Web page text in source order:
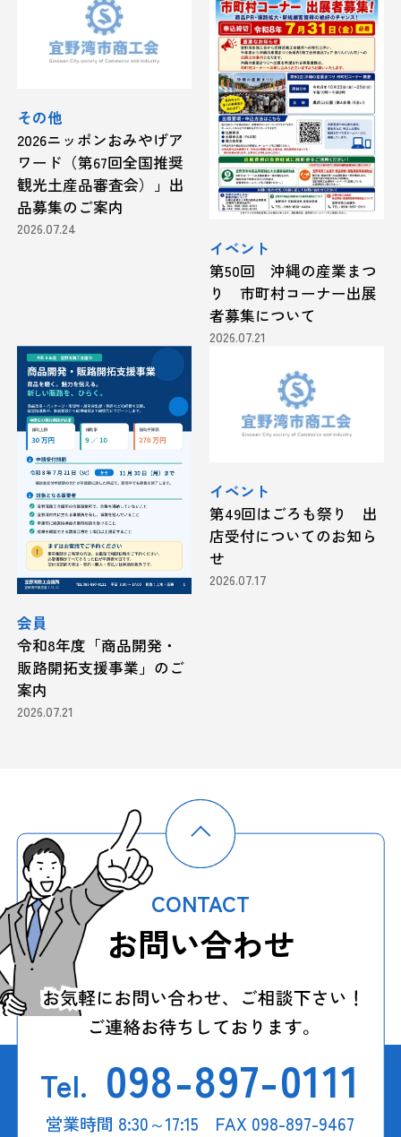
その他
2026ニッポンおみやげア
ワード（第67回全国推奨
観光土産品審査会）」出
品募集のご案内
2026.07.24
イベント
第50回 沖縄の産業まつ
り 市町村コーナー出展
者募集について
2026.07.21
会員
令和8年度「商品開発・
販路開拓支援事業」のご
案内
2026.07.21
イベント
第49回はごろも祭り 出
店受付についてのお知ら
せ
2026.07.17
CONTACT
お問い合わせ
Tel. 098-897-0111
営業時間 8:30～17:15 FAX 098-897-9467